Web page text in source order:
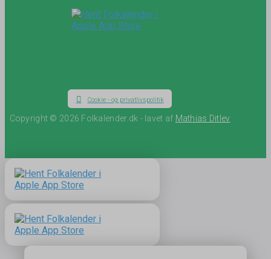
Cookie - og privatlivspolitik
Copyright © 2026 Folkalender.dk - lavet af Mathias Ditlev